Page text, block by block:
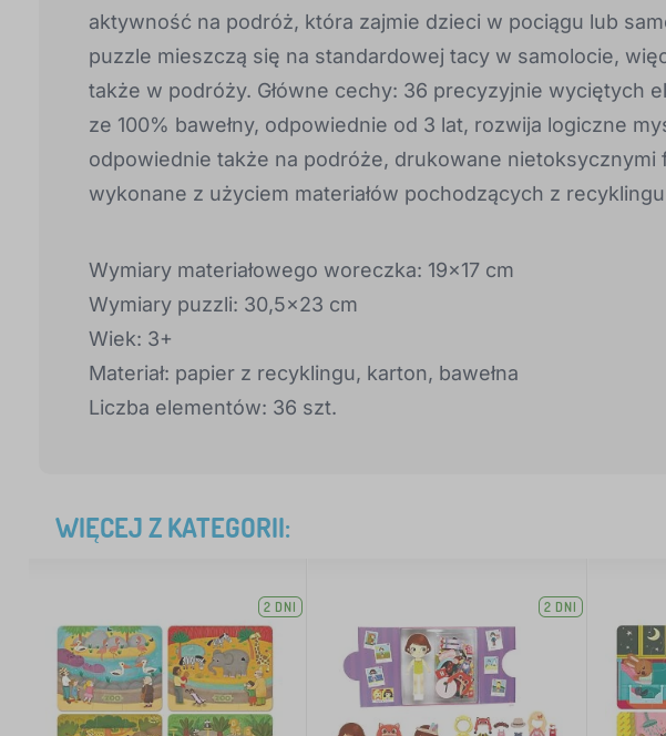
aktywność na podróż, która zajmie dzieci w pociągu lub
puzzle mieszczą się na standardowej tacy w samolocie,
także w podróży. Główne cechy: 36 precyzyjnie wyciętych
ze 100% bawełny, odpowiednie od 3 lat, rozwija logiczne
odpowiednie także na podróże, drukowane nietoksycznymi
wykonane z użyciem materiałów pochodzących z
Wymiary materiałowego woreczka: 19x17 cm
Wymiary puzzli: 30,5x23 cm
Wiek: 3+
Materiał: papier z recyklingu, karton, bawełna
Liczba elementów: 36 szt.
WIĘCEJ Z KATEGORII:
2 DNI 2 DNI